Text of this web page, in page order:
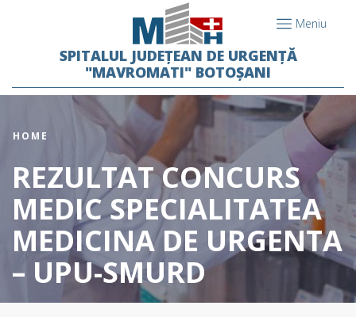
Meniu
SPITALUL JUDEȚEAN DE URGENȚĂ
"MAVROMATI" BOTOȘANI
HOME
REZULTAT CONCURS
MEDIC SPECIALITATEA
MEDICINA DE URGENTA
– UPU-SMURD